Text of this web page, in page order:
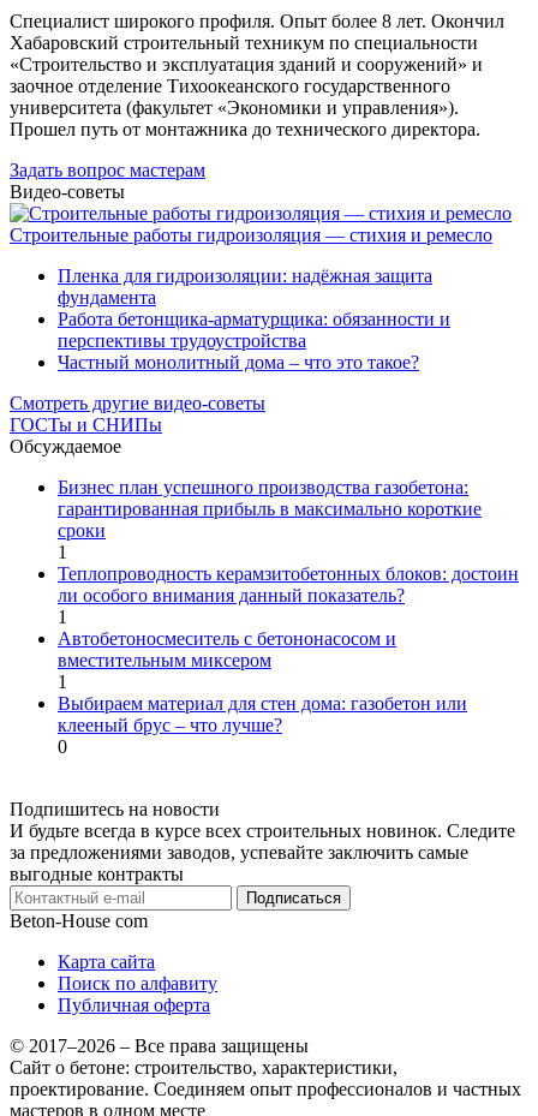
Специалист широкого профиля. Опыт более 8 лет. Окончил
Хабаровский строительный техникум по специальности
«Строительство и эксплуатация зданий и сооружений» и
заочное отделение Тихоокеанского государственного
университета (факультет «Экономики и управления»).
Прошел путь от монтажника до технического директора.
Задать вопрос мастерам
Видео-советы
Строительные работы гидроизоляция — стихия и ремесло
Пленка для гидроизоляции: надёжная защита
фундамента
Работа бетонщика-арматурщика: обязанности и
перспективы трудоустройства
Частный монолитный дома – что это такое?
Смотреть другие видео-советы
ГОСТы и СНИПы
Обсуждаемое
Бизнес план успешного производства газобетона:
гарантированная прибыль в максимально короткие
сроки
1
Теплопроводность керамзитобетонных блоков: достоин
ли особого внимания данный показатель?
1
Автобетоносмеситель с бетононасосом и
вместительным миксером
1
Выбираем материал для стен дома: газобетон или
клееный брус – что лучше?
0
Подпишитесь на новости
И будьте всегда в курсе всех строительных новинок. Следите
за предложениями заводов, успевайте заключить самые
выгодные контракты
Подписаться
Beton-House com
Карта сайта
Поиск по алфавиту
Публичная оферта
© 2017–2026 – Все права защищены
Сайт о бетоне: строительство, характеристики,
проектирование. Соединяем опыт профессионалов и частных
мастеров в одном месте